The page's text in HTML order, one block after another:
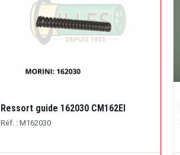
Ressort guide 162030 CM162EI
Réf. : M162030